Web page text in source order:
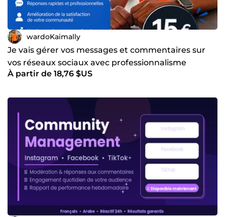
wardoKaimally
Je vais gérer vos messages et commentaires sur
vos réseaux sociaux avec professionnalisme
À partir de 18,76 $US